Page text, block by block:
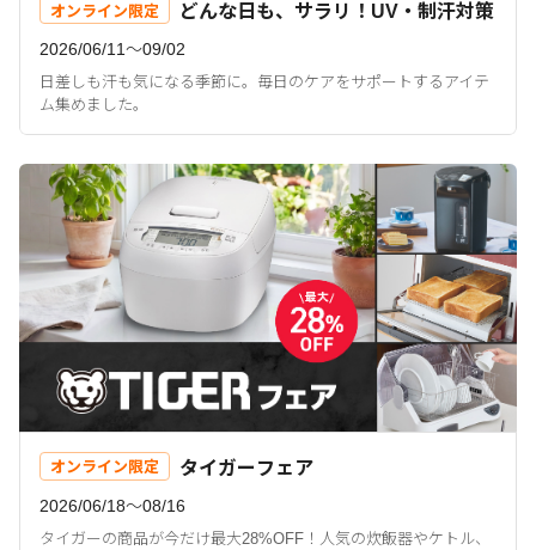
オンライン限定 どんな日も、サラリ！UV・制汗対策
2026/06/11〜09/02
日差しも汗も気になる季節に。毎日のケアをサポートするアイテ
ム集めました。
オンライン限定 タイガーフェア
2026/06/18〜08/16
タイガーの商品が今だけ最大28%OFF！人気の炊飯器やケトル、